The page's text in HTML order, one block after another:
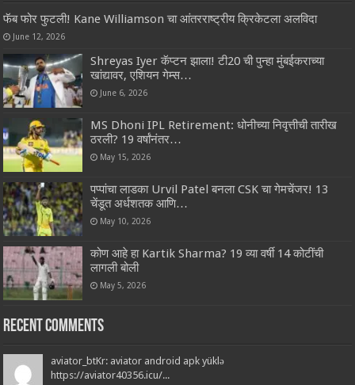
फॅब फोर फुटली! Kane Williamson चा आंतरराष्ट्रीय क्रिकेटला अलविदा
June 12, 2026
Shreyas Iyer कॅप्टन झाला! टी20 ची पुन्हा मुंबईकराच्या
खांद्यावर, एशियन गेम्स…
June 6, 2026
MS Dhoni IPL Retirement: धोनीच्या निवृत्तीची तारीख
ठरली? 19 वर्षांनंतर…
May 15, 2026
पप्पांचा लाडका Urvil Patel बनला CSK चा गेमचेंजर! 13
चेंडूत अर्धशतक आणि…
May 10, 2026
कोण आहे हा Kartik Sharma? 19 व्या वर्षी 14 कोटींची
लागली बोली
May 5, 2026
Recent Comments
aviator_btKr: aviator android apk yüklə
https://aviator40356.icu/...